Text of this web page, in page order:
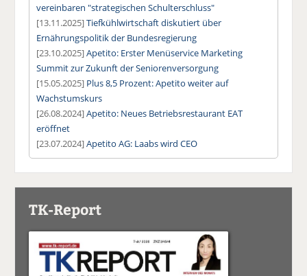
vereinbaren "strategischen Schulterschluss"
[13.11.2025]Tiefkühlwirtschaft diskutiert über
Ernährungspolitik der Bundesregierung
[23.10.2025]Apetito: Erster Menüservice Marketing
Summit zur Zukunft der Seniorenversorgung
[15.05.2025] Plus 8,5 Prozent: Apetito weiter auf
Wachstumskurs
[26.08.2024]Apetito: Neues Betriebsrestaurant EAT
eröffnet
[23.07.2024]Apetito AG: Laabs wird CEO
TK-Report